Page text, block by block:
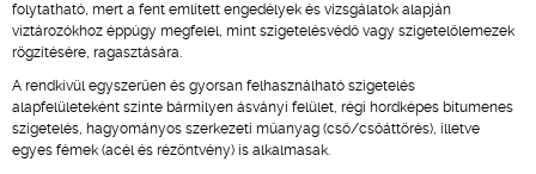
folytatható, mert a fent említett engedélyek és vizsgálatok alapján
víztározókhoz éppúgy megfelel, mint szigetelésvédő vagy szigetelőlemezek
rögzítésére, ragasztására.
A rendkívül egyszerűen és gyorsan felhasználható szigetelés
alapfelületeként szinte bármilyen ásványi felület, régi hordképes bitumenes
szigetelés, hagyományos szerkezeti műanyag (cső/csőáttörés), illetve
egyes fémek (acél és rézöntvény) is alkalmasak.